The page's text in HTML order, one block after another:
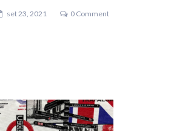
set 23, 2021 0 Comment